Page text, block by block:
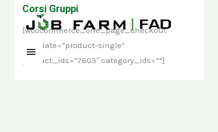
Menu
principale
Corsi Gruppi
[woocommerce_one_page_checkout
template=”product-single”
product_ids=”7603″ category_ids=””]